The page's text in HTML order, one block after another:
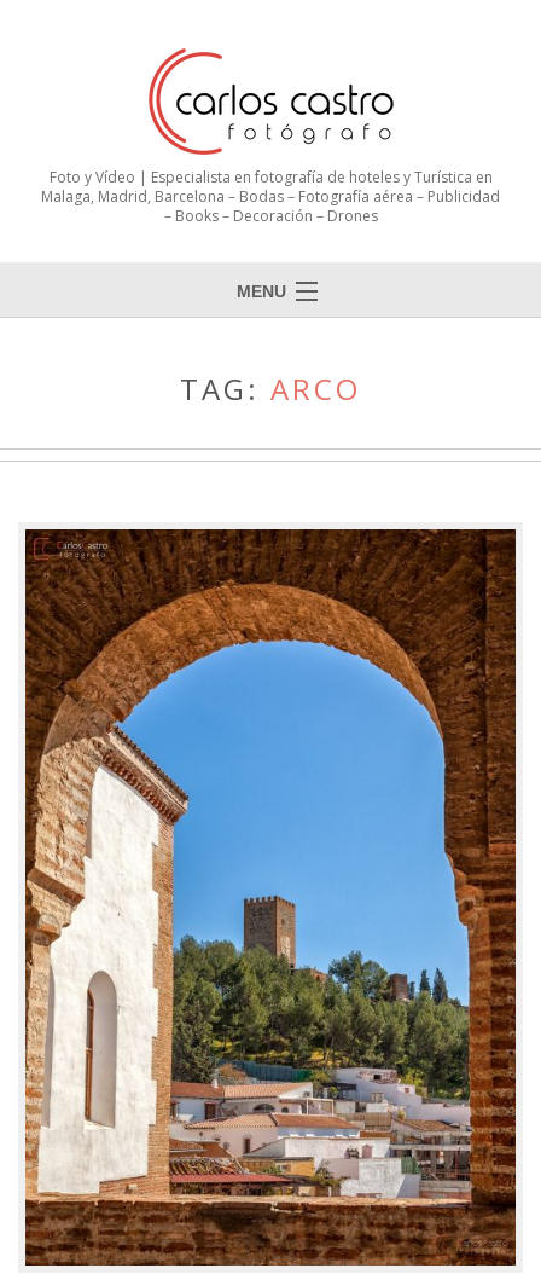
Foto y Vídeo | Especialista en fotografía de hoteles y Turística en
Malaga, Madrid, Barcelona – Bodas – Fotografía aérea – Publicidad
– Books – Decoración – Drones
MENU
TAG: ARCO